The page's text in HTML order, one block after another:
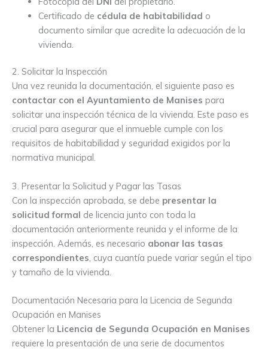
Certificado de cédula de habitabilidad o
documento similar que acredite la adecuación de la
vivienda.
2. Solicitar la Inspección
Una vez reunida la documentación, el siguiente paso es
contactar con el Ayuntamiento de Manises para
solicitar una inspección técnica de la vivienda. Este paso es
crucial para asegurar que el inmueble cumple con los
requisitos de habitabilidad y seguridad exigidos por la
normativa municipal.
3. Presentar la Solicitud y Pagar las Tasas
Con la inspección aprobada, se debe presentar la
solicitud formal de licencia junto con toda la
documentación anteriormente reunida y el informe de la
inspección. Además, es necesario abonar las tasas
correspondientes, cuya cuantía puede variar según el tipo
y tamaño de la vivienda.
Documentación Necesaria para la Licencia de Segunda
Ocupación en Manises
Obtener la Licencia de Segunda Ocupación en Manises
requiere la presentación de una serie de documentos